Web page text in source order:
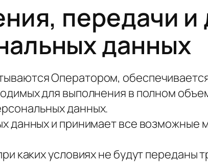
передачи и
данных
Оператором,
для выполнения в полном
данных.
данных и принимает все
каких условиях не будут переданы